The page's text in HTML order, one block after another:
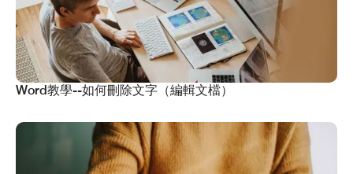
Word教學--如何刪除文字（編輯文檔）